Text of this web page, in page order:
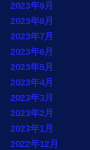
2023年9月
2023年8月
2023年7月
2023年6月
2023年5月
2023年4月
2023年3月
2023年2月
2023年1月
2022年12月